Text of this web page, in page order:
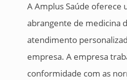
A Amplus Saúde oferece
abrangente de medicina
atendimento
empresa. A empresa
conformidade com as